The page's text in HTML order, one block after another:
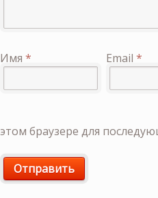
Имя * Email *
этом браузере для